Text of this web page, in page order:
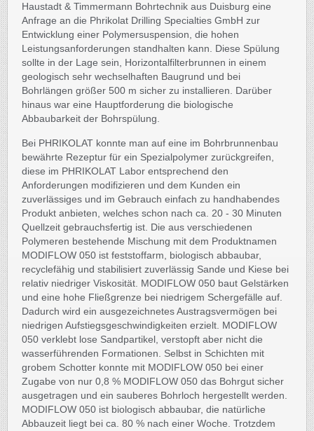
Haustadt & Timmermann Bohrtechnik aus Duisburg eine
Anfrage an die Phrikolat Drilling Specialties GmbH zur
Entwicklung einer Polymersuspension, die hohen
Leistungsanforderungen standhalten kann. Diese Spülung
sollte in der Lage sein, Horizontalfilterbrunnen in einem
geologisch sehr wechselhaften Baugrund und bei
Bohrlängen größer 500 m sicher zu installieren. Darüber
hinaus war eine Hauptforderung die biologische
Abbaubarkeit der Bohrspülung.
Bei PHRIKOLAT konnte man auf eine im Bohrbrunnenbau
bewährte Rezeptur für ein Spezialpolymer zurückgreifen,
diese im PHRIKOLAT Labor entsprechend den
Anforderungen modifizieren und dem Kunden ein
zuverlässiges und im Gebrauch einfach zu handhabendes
Produkt anbieten, welches schon nach ca. 20 - 30 Minuten
Quellzeit gebrauchsfertig ist. Die aus verschiedenen
Polymeren bestehende Mischung mit dem Produktnamen
MODIFLOW 050 ist feststoffarm, biologisch abbaubar,
recyclefähig und stabilisiert zuverlässig Sande und Kiese bei
relativ niedriger Viskosität. MODIFLOW 050 baut Gelstärken
und eine hohe Fließgrenze bei niedrigem Schergefälle auf.
Dadurch wird ein ausgezeichnetes Austragsvermögen bei
niedrigen Aufstiegsgeschwindigkeiten erzielt. MODIFLOW
050 verklebt lose Sandpartikel, verstopft aber nicht die
wasserführenden Formationen. Selbst in Schichten mit
grobem Schotter konnte mit MODIFLOW 050 bei einer
Zugabe von nur 0,8 % MODIFLOW 050 das Bohrgut sicher
ausgetragen und ein sauberes Bohrloch hergestellt werden.
MODIFLOW 050 ist biologisch abbaubar, die natürliche
Abbauzeit liegt bei ca. 80 % nach einer Woche. Trotzdem